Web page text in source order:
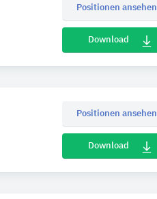
Positionen ansehen
Download
Positionen ansehen
Download